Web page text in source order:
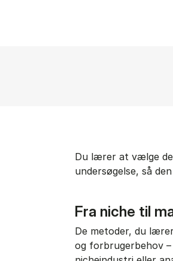
Du lærer at vælge de
undersøgelse, så
Fra niche til
De metoder, du
og forbrugerbehov